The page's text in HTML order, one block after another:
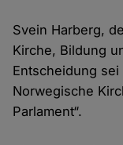
Svein Harberg,
Kirche, Bildung
Entscheidung
Norwegische
Parlament“.